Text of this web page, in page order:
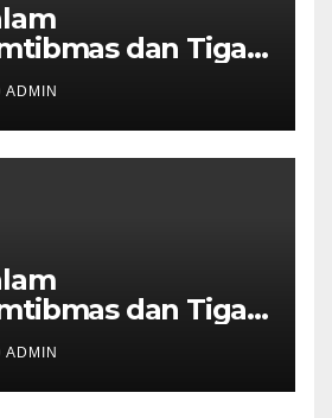
dan Tiga
Ungaran
Warga
Ronda
ADMIN
dan Tiga
Ungaran
Warga
Ronda
ADMIN